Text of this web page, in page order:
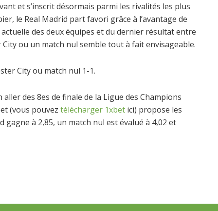
et s’inscrit désormais parmi les rivalités les plus
le Real Madrid part favori grâce à l’avantage de
des deux équipes et du dernier résultat entre
ou un match nul semble tout à fait envisageable.
City ou match nul 1-1.
des 8es de finale de la Ligue des Champions
(vous pouvez télécharger 1xbet ici) propose les
gagne à 2,85, un match nul est évalué à 4,02 et